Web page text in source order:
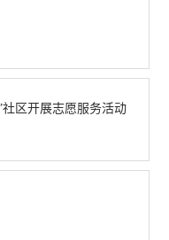
区开展志愿服务活动